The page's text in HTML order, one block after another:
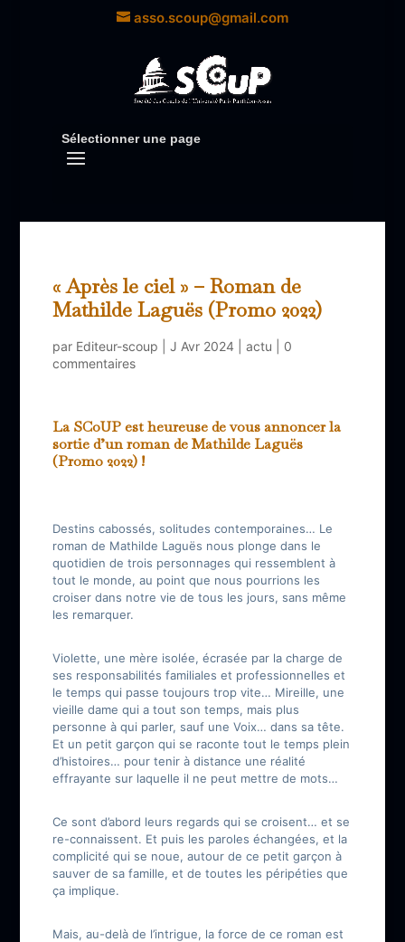
asso.scoup@gmail.com
Sélectionner une page
« Après le ciel » – Roman de
Mathilde Laguës (Promo 2022)
par Editeur-scoup J Avr 2024| actu
0
commentaires
La SCoUP est heureuse de vous annoncer la
sortie d’un roman de Mathilde Laguës
(Promo 2022) !
Destins cabossés, solitudes contemporaines… Le
roman de Mathilde Laguës nous plonge dans le
quotidien de trois personnages qui ressemblent à
tout le monde, au point que nous pourrions les
croiser dans notre vie de tous les jours, sans même
les remarquer.
Violette, une mère isolée, écrasée par la charge de
ses responsabilités familiales et professionnelles et
le temps qui passe toujours trop vite… Mireille, une
vieille dame qui a tout son temps, mais plus
personne à qui parler, sauf une Voix… dans sa tête.
Et un petit garçon qui se raconte tout le temps plein
d’histoires… pour tenir à distance une réalité
effrayante sur laquelle il ne peut mettre de mots…
Ce sont d’abord leurs regards qui se croisent… et se
re-connaissent. Et puis les paroles échangées, et la
complicité qui se noue, autour de ce petit garçon à
sauver de sa famille, et de toutes les péripéties que
ça implique.
Mais, au-delà de l’intrigue, la force de ce roman est